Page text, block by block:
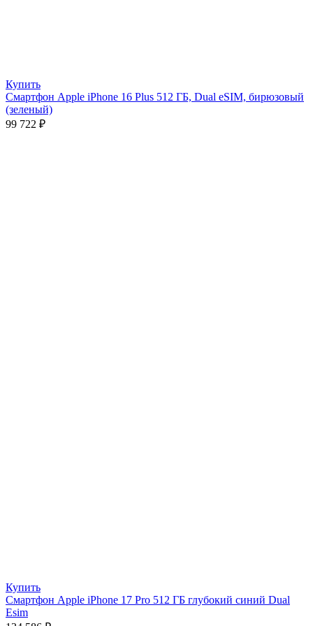
Купить
Смартфон Apple iPhone 16 Plus 512 ГБ, Dual eSIM, бирюзовый
(зеленый)
99 722 ₽
Купить
Смартфон Apple iPhone 17 Pro 512 ГБ глубокий синий Dual
Esim